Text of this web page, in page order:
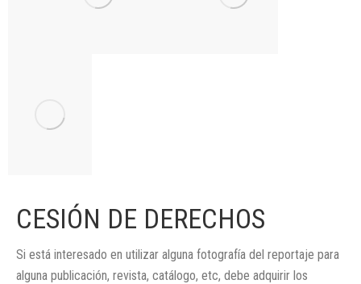
CESIÓN DE DERECHOS
Si está interesado en utilizar alguna fotografía del reportaje para
alguna publicación, revista, catálogo, etc, debe adquirir los